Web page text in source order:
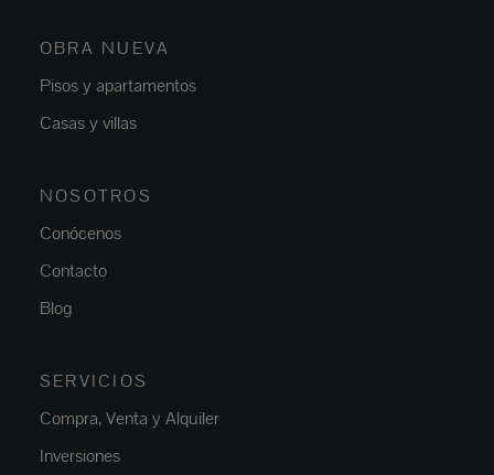
OBRA NUEVA
Pisos y apartamentos
Casas y villas
NOSOTROS
Conócenos
Contacto
Blog
SERVICIOS
Compra, Venta y Alquiler
Inversiones